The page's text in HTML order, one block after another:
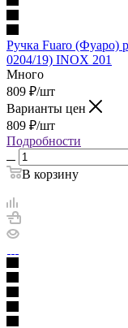
Ручка Fuaro (Фуаро)
0204/19) INOX 201
Много
809 ₽/шт
Варианты цен
809 ₽/шт
Подробности
В корзину